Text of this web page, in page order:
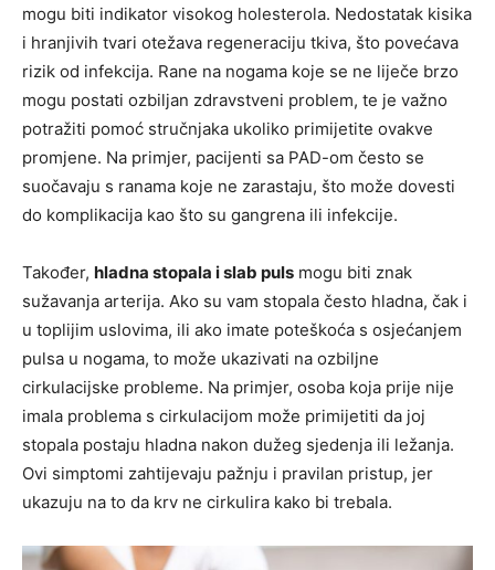
mogu biti indikator visokog holesterola. Nedostatak kisika
i hranjivih tvari otežava regeneraciju tkiva, što povećava
rizik od infekcija. Rane na nogama koje se ne liječe brzo
mogu postati ozbiljan zdravstveni problem, te je važno
potražiti pomoć stručnjaka ukoliko primijetite ovakve
promjene. Na primjer, pacijenti sa PAD-om često se
suočavaju s ranama koje ne zarastaju, što može dovesti
do komplikacija kao što su gangrena ili infekcije.
Također, hladna stopala i slab puls mogu biti znak
sužavanja arterija. Ako su vam stopala često hladna, čak i
u toplijim uslovima, ili ako imate poteškoća s osjećanjem
pulsa u nogama, to može ukazivati na ozbiljne
cirkulacijske probleme. Na primjer, osoba koja prije nije
imala problema s cirkulacijom može primijetiti da joj
stopala postaju hladna nakon dužeg sjedenja ili ležanja.
Ovi simptomi zahtijevaju pažnju i pravilan pristup, jer
ukazuju na to da krv ne cirkulira kako bi trebala.